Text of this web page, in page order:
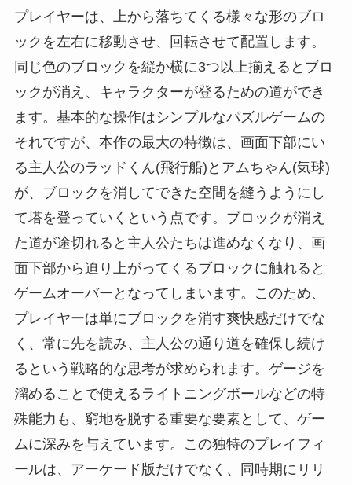
プレイヤーは、上から落ちてくる様々な形のブロ
ックを左右に移動させ、回転させて配置します。
同じ色のブロックを縦か横に3つ以上揃えるとブロ
ックが消え、キャラクターが登るための道ができ
ます。基本的な操作はシンプルなパズルゲームの
それですが、本作の最大の特徴は、画面下部にい
る主人公のラッドくん(飛行船)とアムちゃん(気球)
が、ブロックを消してできた空間を縫うようにし
て塔を登っていくという点です。ブロックが消え
た道が途切れると主人公たちは進めなくなり、画
面下部から迫り上がってくるブロックに触れると
ゲームオーバーとなってしまいます。このため、
プレイヤーは単にブロックを消す爽快感だけでな
く、常に先を読み、主人公の通り道を確保し続け
るという戦略的な思考が求められます。ゲージを
溜めることで使えるライトニングボールなどの特
殊能力も、窮地を脱する重要な要素として、ゲー
ムに深みを与えています。この独特のプレイフィ
ールは、アーケード版だけでなく、同時期にリリ